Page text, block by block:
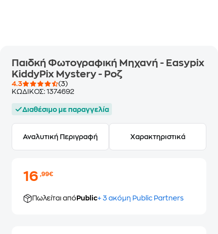
Παιδκή Φωτογραφική Μηχανή - Easypix
KiddyPix Mystery - Ροζ
4.3
(3)
ΚΩΔΙΚΟΣ: 1374692
Διαθέσιμο με παραγγελία
Αναλυτική Περιγραφή Χαρακτηριστικά
16,99€
Πωλείται από Public+ 3 ακόμη Public Partners